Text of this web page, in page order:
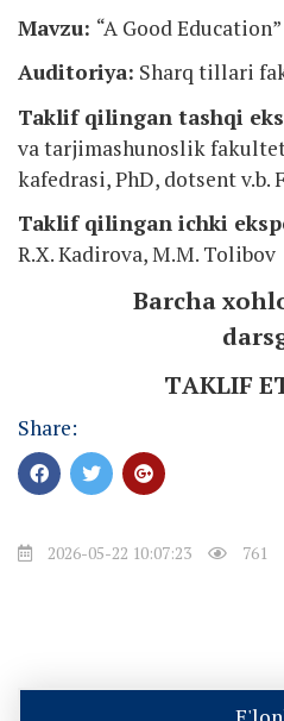
Mavzu: “A Good Education”
Auditoriya: Sharq tillari
Taklif qilingan tashqi
va tarjimashunoslik
kafedrasi, PhD, dotsent v.b.
Taklif qilingan ichki
R.X. Kadirova, M.M. Tolibov
Barcha
TАKLIF
Share:
2026-05-22 10:07:23 761